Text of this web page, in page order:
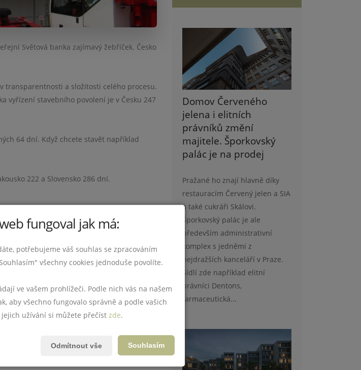
Světová banka zajímavý žebříček. Česko
transparentnosti a složitosti celého procesu.
vyřízení stavebního povolení je v Česku 247
64 dní. Když chcete stavět například
222 a Slovensko 286 dní.
proces stavebního povolení všechno brzdí.
až nesmyslně šplhají nahoru. Odborníci
přišlo mnoho problémů.
řekněme správně uchopí, proces by
Domov Červeného
jelena i elitních
právníků změní
majitele. Šporkovský
palác je na prodej
Pražané ho znají hlavně díky
restauracím Červený jelen a SIA
a také cukráři Skálovi.
Šporkovský palác je ale
především administrativní
komplex s jedněmi z
nejdražších kanceláří v Praze.
Sídlí zde například elitní
právníci Dentons,
farmaceutická...
fungoval jak má:
potřebujeme váš souhlas se zpracováním
všechny cookies jednoduše povolíte.
ve vašem prohlížeči. Podle nich vás na našem
aby všechno fungovalo správně a podle vašich
užívání si můžete přečíst zde.
Souhlasím
Odmítnout vše